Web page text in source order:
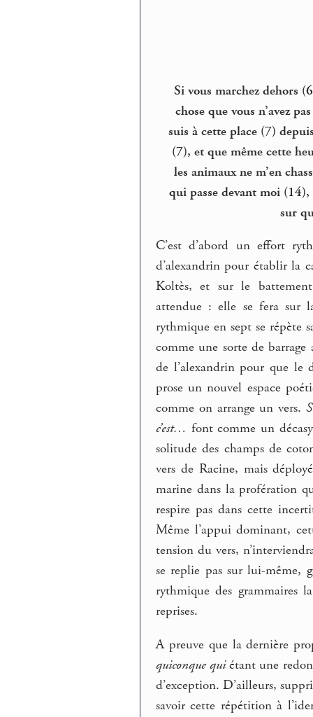
Si vous marchez dehors
chose que vous n’avez
suis à cette place (7)
(7), et que même cette
les animaux ne m’en
qui passe devant moi
sur
C’est d’abord un effort
d’alexandrin pour établir la
Koltès, et sur le
attendue : elle se fera sur
rythmique en sept se répète
comme une sorte de
de l’alexandrin pour que le
prose un nouvel espace
comme on arrange un vers.
c’est… font comme un
solitude des champs de
vers de Racine, mais
marine dans la profération
respire pas dans cette
Même l’appui dominant,
tension du vers,
se replie pas sur lui-même,
rythmique des grammaires
reprises.
A preuve que la dernière
quiconque quiétant une
d’exception. D’ailleurs,
savoir cette répétition à